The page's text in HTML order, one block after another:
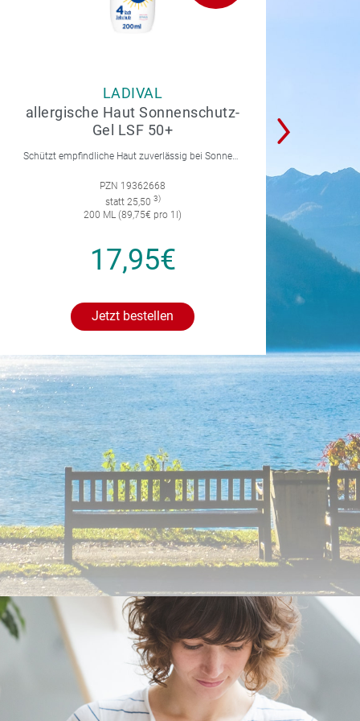
LADIVAL
allergische Haut Sonnenschutz-
Gel LSF 50+
Schützt empfindliche Haut zuverlässig bei Sonnenallergie und Mallorca-Akne. Mit 4-fach Zellschutz und einer leichten, nicht fettenden Gel-Formel.
PZN 19362668
statt 25,50 3)
200 ML (89,75€ pro 1l)
17,95€
Jetzt bestellen